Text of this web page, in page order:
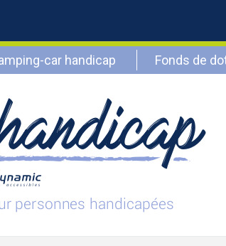
car handicap Fonds de